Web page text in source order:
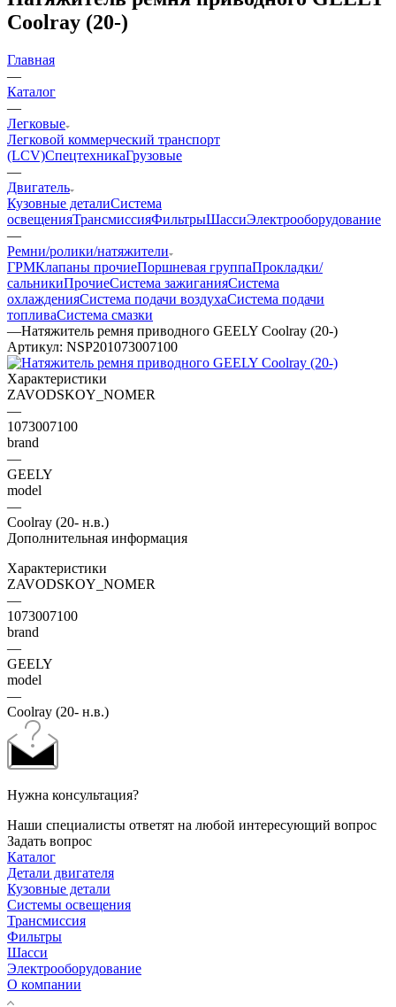
Coolray (20-)
Главная
—
Каталог
—
Легковые
Легковой коммерческий транспорт
(LCV)СпецтехникаГрузовые
—
Двигатель
Кузовные деталиСистема
освещенияТрансмиссияФильтрыШассиЭлектрооборудование
—
Ремни/ролики/натяжители
ГРМКлапаны прочиеПоршневая группаПрокладки/
сальникиПрочиеСистема зажиганияСистема
охлажденияСистема подачи воздухаСистема подачи
топливаСистема смазки
—Натяжитель ремня приводного GEELY Coolray (20-)
Артикул: NSP201073007100
Характеристики
ZAVODSKOY_NOMER
—
1073007100
brand
—
GEELY
model
—
Coolray (20- н.в.)
Дополнительная информация
Характеристики
ZAVODSKOY_NOMER
—
1073007100
brand
—
GEELY
model
—
Coolray (20- н.в.)
Нужна консультация?
Наши специалисты ответят на любой интересующий вопрос
Задать вопрос
Каталог
Детали двигателя
Кузовные детали
Системы освещения
Трансмиссия
Фильтры
Шасси
Электрооборудование
О компании